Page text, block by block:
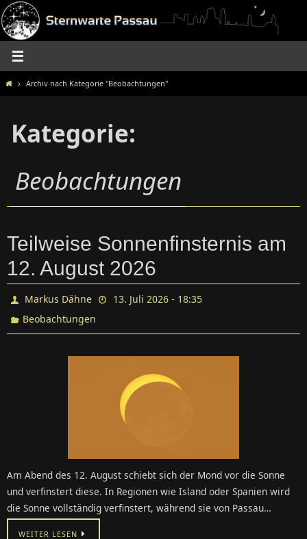
Zum
Inhalt
springen
HomeArchiv nach Kategorie "Beobachtungen"
Kategorie:
Beobachtungen
Teilweise Sonnenfinsternis am
12. August 2026
Markus Dähne
13. Juli 2026 - 18:35
Beobachtungen
Am Abend des 12. August schiebt sich der Mond vor die Sonne
und verfinstert diese. In Regionen wie Island oder Spanien wird
die Sonne vollständig verfinstert, während sie von Passau…
WEITER LESEN